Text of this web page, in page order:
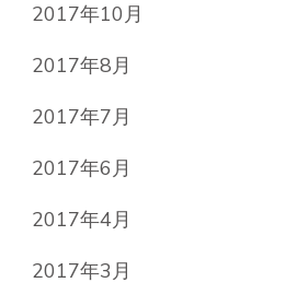
2017年10月
2017年8月
2017年7月
2017年6月
2017年4月
2017年3月